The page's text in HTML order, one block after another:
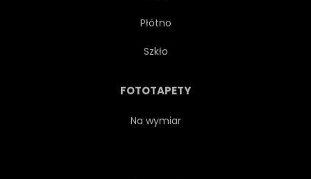
Płótno
Szkło
FOTOTAPETY
Na wymiar